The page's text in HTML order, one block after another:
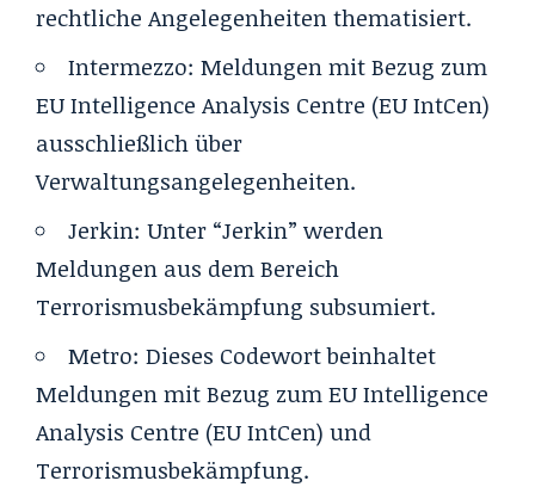
rechtliche Angelegenheiten thematisiert.
Intermezzo: Meldungen mit Bezug zum
EU Intelligence Analysis Centre (EU IntCen)
ausschließlich über
Verwaltungsangelegenheiten.
Jerkin: Unter “Jerkin” werden
Meldungen aus dem Bereich
Terrorismusbekämpfung subsumiert.
Metro: Dieses Codewort beinhaltet
Meldungen mit Bezug zum EU Intelligence
Analysis Centre (EU IntCen) und
Terrorismusbekämpfung.